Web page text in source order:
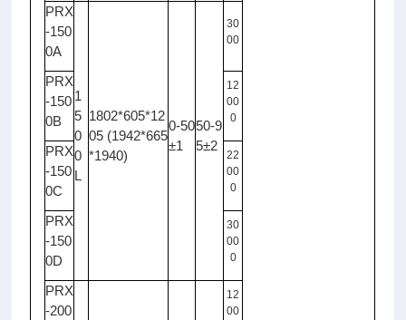
PRX
-150
0A
1
5
0
0
L
1802*605*12
05 (1942*665
*1940)
0-50
±1
50-9
5±2
30
00
PRX
-150
0B
12
00
0
PRX
-150
0C
22
00
0
PRX
-150
0D
30
00
0
PRX
-200
12
00